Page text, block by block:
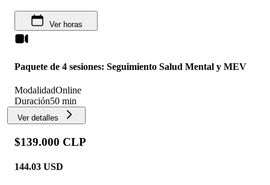
Ver horas
Paquete de 4 sesiones: Seguimiento Salud Mental y MEV
ModalidadOnline
Duración50 min
Ver detalles
$139.000 CLP
144.03 USD